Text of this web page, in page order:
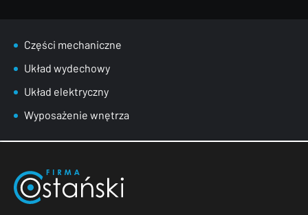
Części mechaniczne
Układ wydechowy
Układ elektryczny
Wyposażenie wnętrza